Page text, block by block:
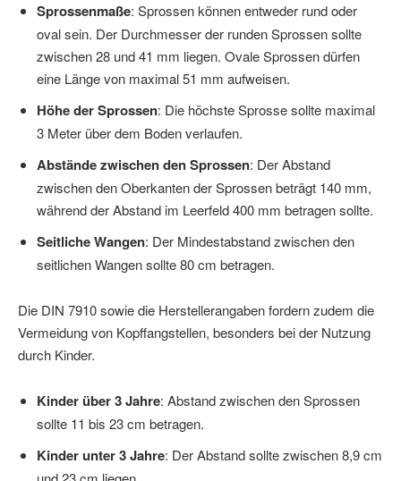
Sprossenmaße: Sprossen können entweder rund oder
oval sein. Der Durchmesser der runden Sprossen sollte
zwischen 28 und 41 mm liegen. Ovale Sprossen dürfen
eine Länge von maximal 51 mm aufweisen.
Höhe der Sprossen: Die höchste Sprosse sollte maximal
3 Meter über dem Boden verlaufen.
Abstände zwischen den Sprossen: Der Abstand
zwischen den Oberkanten der Sprossen beträgt 140 mm,
während der Abstand im Leerfeld 400 mm betragen sollte.
Seitliche Wangen: Der Mindestabstand zwischen den
seitlichen Wangen sollte 80 cm betragen.
Die DIN 7910 sowie die Herstellerangaben fordern zudem die
Vermeidung von Kopffangstellen, besonders bei der Nutzung
durch Kinder.
Kinder über 3 Jahre: Abstand zwischen den Sprossen
sollte 11 bis 23 cm betragen.
Kinder unter 3 Jahre: Der Abstand sollte zwischen 8,9 cm